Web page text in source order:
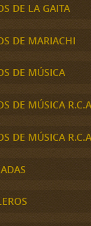
DE LA GAITA
DE MARIACHI
DE MÚSICA
DE MÚSICA
DE MÚSICA